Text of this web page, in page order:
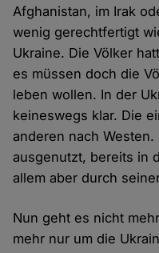
Afghanistan, im Irak
wenig gerechtfertigt
Ukraine. Die Völker
es müssen doch die
leben wollen. In der
keineswegs klar. Die
anderen nach
ausgenutzt, bereits in
allem aber durch
Nun geht es nicht
mehr nur um die